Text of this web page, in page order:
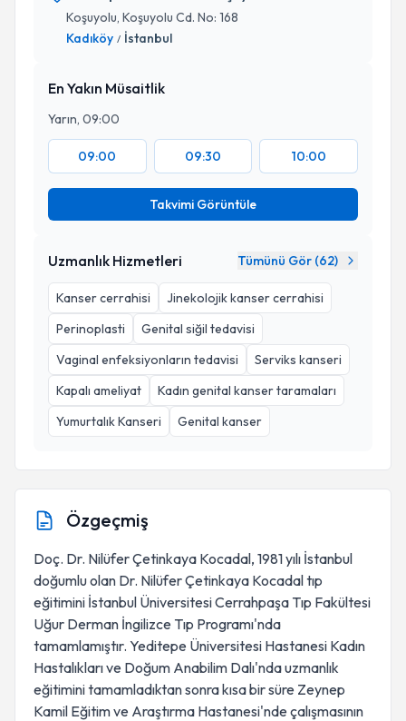
Koşuyolu, Koşuyolu Cd. No: 168
Kadıköy / İstanbul
En Yakın Müsaitlik
Yarın, 09:00
09:00 09:30 10:00
Takvimi Görüntüle
Uzmanlık Hizmetleri Tümünü Gör (62)
Kanser cerrahisi
Jinekolojik kanser cerrahisi
Perinoplasti
Genital siğil tedavisi
Vaginal enfeksiyonların tedavisi
Serviks kanseri
Kapalı ameliyat
Kadın genital kanser taramaları
Yumurtalık Kanseri
Genital kanser
Özgeçmiş
Doç. Dr. Nilüfer Çetinkaya Kocadal, 1981 yılı İstanbul
doğumlu olan Dr. Nilüfer Çetinkaya Kocadal tıp
eğitimini İstanbul Üniversitesi Cerrahpaşa Tıp Fakültesi
Uğur Derman İngilizce Tıp Programı'nda
tamamlamıştır. Yeditepe Üniversitesi Hastanesi Kadın
Hastalıkları ve Doğum Anabilim Dalı'nda uzmanlık
eğitimini tamamladıktan sonra kısa bir süre Zeynep
Kamil Eğitim ve Araştırma Hastanesi'nde çalışmasının